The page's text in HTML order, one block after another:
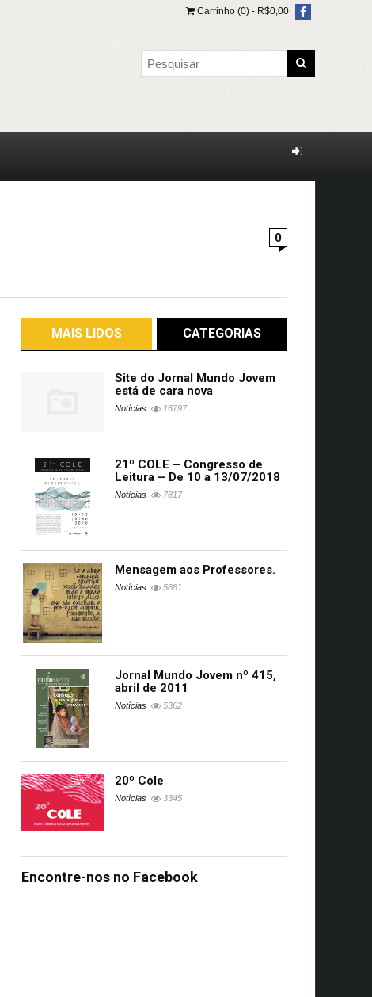
Carrinho (0) - R$0,00
0
MAIS LIDOS CATEGORIAS
Site do Jornal Mundo Jovem
está de cara nova
Notícias 16797
21º COLE – Congresso de
Leitura – De 10 a 13/07/2018
Notícias 7817
Mensagem aos Professores.
Notícias 5881
Jornal Mundo Jovem nº 415,
abril de 2011
Notícias 5362
20º Cole
Notícias 3345
Encontre-nos no Facebook